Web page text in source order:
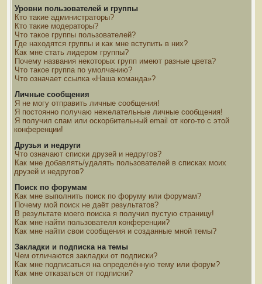
Уровни пользователей и группы
Кто такие администраторы?
Кто такие модераторы?
Что такое группы пользователей?
Где находятся группы и как мне вступить в них?
Как мне стать лидером группы?
Почему названия некоторых групп имеют разные цвета?
Что такое группа по умолчанию?
Что означает ссылка «Наша команда»?
Личные сообщения
Я не могу отправить личные сообщения!
Я постоянно получаю нежелательные личные сообщения!
Я получил спам или оскорбительный email от кого-то с этой
конференции!
Друзья и недруги
Что означают списки друзей и недругов?
Как мне добавлять/удалять пользователей в списках моих
друзей и недругов?
Поиск по форумам
Как мне выполнить поиск по форуму или форумам?
Почему мой поиск не даёт результатов?
В результате моего поиска я получил пустую страницу!
Как мне найти пользователя конференции?
Как мне найти свои сообщения и созданные мной темы?
Закладки и подписка на темы
Чем отличаются закладки от подписки?
Как мне подписаться на определённую тему или форум?
Как мне отказаться от подписки?